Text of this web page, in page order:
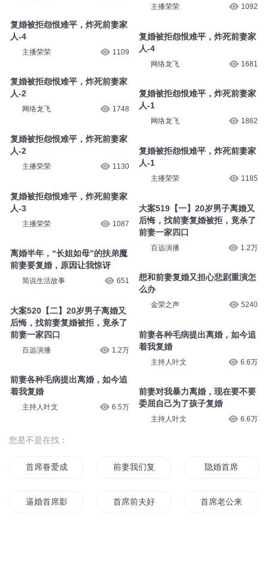
复婚被拒怨恨难平，炸死前妻家
人-4
主播荣荣 1109
复婚被拒怨恨难平，炸死前妻家
人-2
网络龙飞 1748
复婚被拒怨恨难平，炸死前妻家
人-2
主播荣荣 1130
复婚被拒怨恨难平，炸死前妻家
人-3
主播荣荣 1087
离婚半年，“长姐如母”的扶弟魔
前妻要复婚，原因让我惊讶
简说生活故事 651
大案520【二】20岁男子离婚又
后悔，找前妻复婚被拒，竟杀了
前妻一家四口
百远演播 1.2万
前妻各种毛病提出离婚，如今追
着我复婚
主持人叶文 6.5万
主播荣荣 1092
复婚被拒怨恨难平，炸死前妻家
人-4
网络龙飞 1681
复婚被拒怨恨难平，炸死前妻家
人-1
网络龙飞 1862
复婚被拒怨恨难平，炸死前妻家
人-1
主播荣荣 1185
大案519【一】20岁男子离婚又
后悔，找前妻复婚被拒，竟杀了
前妻一家四口
百远演播 1.2万
想和前妻复婚又担心悲剧重演怎
么办
金荣之声 5240
前妻各种毛病提出离婚，如今追
着我复婚
主持人叶文 6.6万
前妻对我暴力离婚，现在要不要
委屈自己为了孩子复婚
主持人叶文 6.6万
您是不是在找：
首席眷爱成婚 前妻我们复婚吧 隐婚首席
逼婚首席影后前妻很抢手首席前夫好好爱 首席老公来战